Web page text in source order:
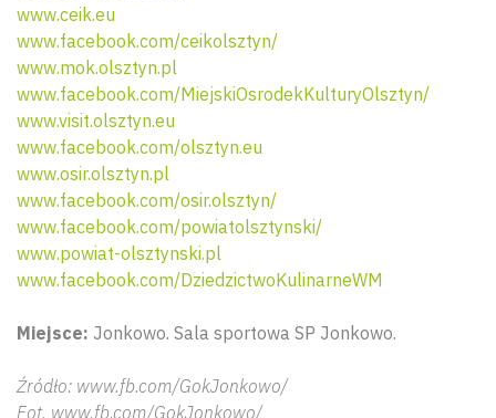
www.ceik.eu
www.facebook.com/ceikolsztyn/
www.mok.olsztyn.pl
www.facebook.com/MiejskiOsrodekKulturyOlsztyn/
www.visit.olsztyn.eu
www.facebook.com/olsztyn.eu
www.osir.olsztyn.pl
www.facebook.com/osir.olsztyn/
www.facebook.com/powiatolsztynski/
www.powiat-olsztynski.pl
www.facebook.com/DziedzictwoKulinarneWM
Miejsce: Jonkowo. Sala sportowa SP Jonkowo.
Źródło: www.fb.com/GokJonkowo/
Fot. www.fb.com/GokJonkowo/